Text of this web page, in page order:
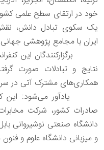
خود در ارتقای سطح علمی
یک سکوی تبادل دانش،
ایران با مجامع پژوهشی جهانی
برگزارکنندگان این
نتایج و تبادلات صورت
همکاری‌های مشترک آتی در
یادآور می‌شود: این
صادرات کشور، شرکت مخابرات
دانشگاه صنعتی نوشیروانی
و میزبانی دانشگاه علوم و فنون